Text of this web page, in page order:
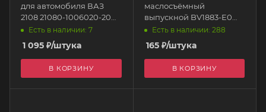
для автомобиля ВАЗ
2108 21080-1006020-20
АвтоВАЗ
Есть в наличии: 7
1 095 ₽/штука
В КОРЗИНУ
маслосъёмный
выпускной BV1883-E0
NOKЕсть в наличии: 288
165₽/штука
В КОРЗИНУ